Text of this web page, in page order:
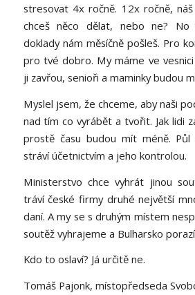
stresovat 4x ročně. 12x ročně,
chceš něco dělat, nebo ne? No
doklady nám měsíčně pošleš. Pro
pro tvé dobro. My máme ve
ji zavřou, senioři a maminky budou
Myslel jsem, že chceme, aby naši
nad tím co vyrábět a tvořit. Jak lidi
prostě času budou mít méně. Půl
stráví účetnictvím a jeho kontrolou.
Ministerstvo chce vyhrát jinou
tráví české firmy druhé největší
daní. A my se s druhým místem
soutěž vyhrajeme a Bulharsko
Kdo to oslaví? Já určitě ne.
Tomáš Pajonk, místopředseda